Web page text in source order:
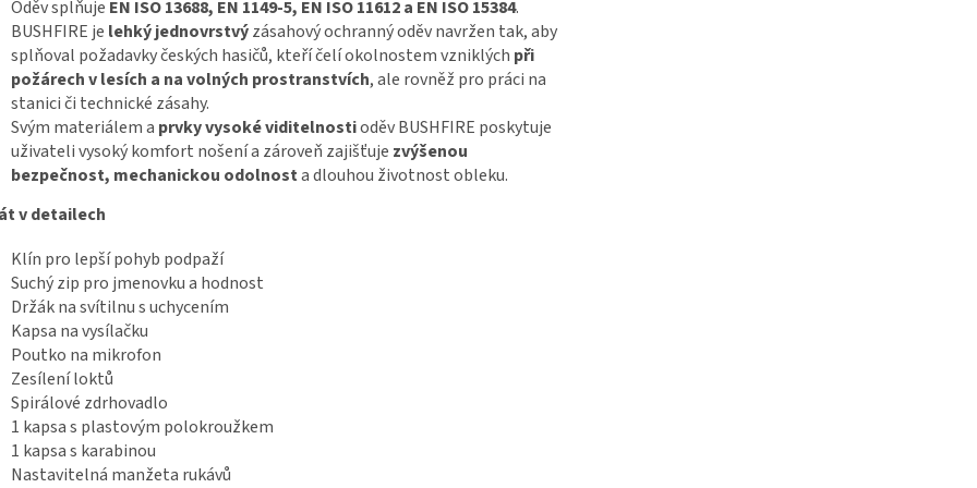
Oděv splňuje EN ISO 13688, EN 1149-5, EN ISO 11612 a EN ISO 15384.
BUSHFIRE je lehký jednovrstvýzásahový ochranný oděv navržen tak, aby
splňoval požadavky českých hasičů, kteří čelí okolnostem vzniklých při
požárech v lesích a na volných prostranstvích, ale rovněž pro práci na
stanici či technické zásahy.
Svým materiálem a prvky vysoké viditelnostioděv BUSHFIRE poskytuje
uživateli vysoký komfort nošení a zároveň zajišťuje zvýšenou
bezpečnost, mechanickou odolnosta dlouhou životnost obleku.
v detailech
Klín pro lepší pohyb podpaží
Suchý zip pro jmenovku a hodnost
Držák na svítilnu s uchycením
Kapsa na vysílačku
Poutko na mikrofon
Zesílení loktů
Spirálové zdrhovadlo
1 kapsa s plastovým polokroužkem
1 kapsa s karabinou
Nastavitelná manžeta rukávů